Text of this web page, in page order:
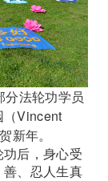
分法轮功学员
（Vincent
新年。
后，身心受
、忍人生真